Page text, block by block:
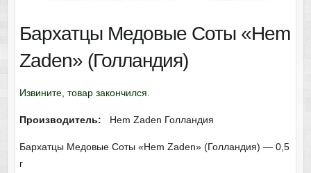
Бархатцы Медовые Соты «Hem
Zaden» (Голландия)
Извините, товар закончился.
Производитель: Hem Zaden Голландия
Бархатцы Медовые Соты «Hem Zaden» (Голландия) — 0,5
г